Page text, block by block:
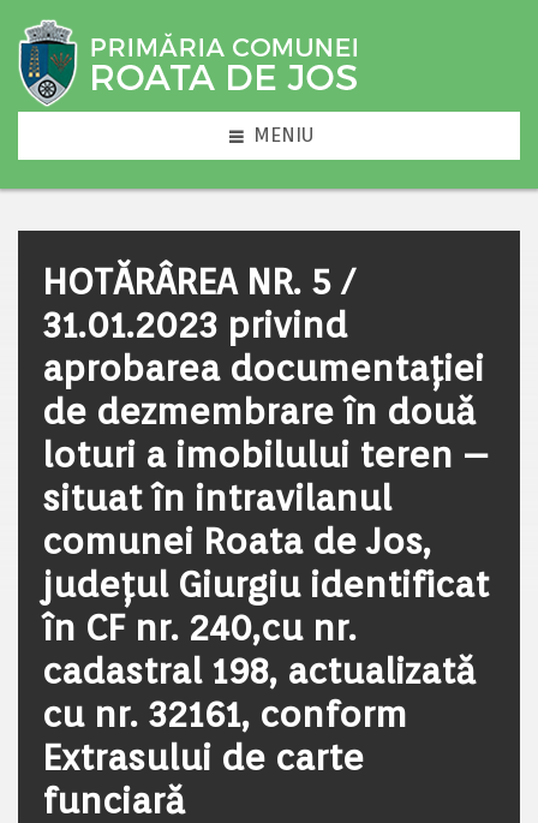
MENIU
HOTĂRÂREA NR. 5 /
31.01.2023 privind
aprobarea documentației
de dezmembrare în două
loturi a imobilului teren –
situat în intravilanul
comunei Roata de Jos,
județul Giurgiu identificat
în CF nr. 240,cu nr.
cadastral 198, actualizată
cu nr. 32161, conform
Extrasului de carte
funciară